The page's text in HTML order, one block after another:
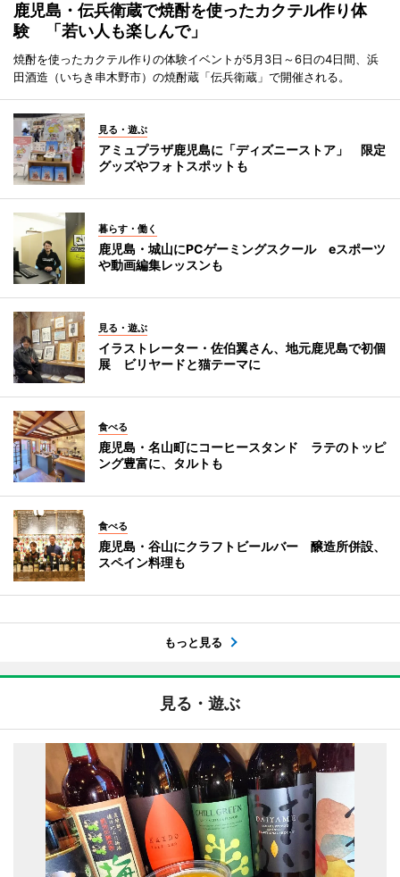
鹿児島・伝兵衛蔵で焼酎を使ったカクテル作り体
験 「若い人も楽しんで」
焼酎を使ったカクテル作りの体験イベントが5月3日～6日の4日間、浜
田酒造（いちき串木野市）の焼酎蔵「伝兵衛蔵」で開催される。
見る・遊ぶ
アミュプラザ鹿児島に「ディズニーストア」 限定
グッズやフォトスポットも
暮らす・働く
鹿児島・城山にPCゲーミングスクール eスポーツ
や動画編集レッスンも
見る・遊ぶ
イラストレーター・佐伯翼さん、地元鹿児島で初個
展 ビリヤードと猫テーマに
食べる
鹿児島・名山町にコーヒースタンド ラテのトッピ
ング豊富に、タルトも
食べる
鹿児島・谷山にクラフトビールバー 醸造所併設、
スペイン料理も
もっと見る
見る・遊ぶ